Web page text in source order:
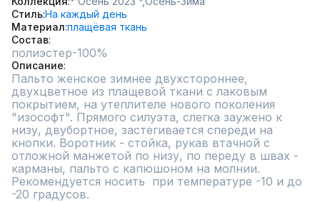
СтильНа каждый день
Материал плащёвая ткань
Состав
полиэстер-100%
Описание
Пальто женское зимнее двухстороннее,
двухцветное из плащевой ткани с лаковым
покрытием, на утеплителе нового поколения
"изософт". Прямого силуэта, слегка заужено к
низу, двубортное, застегивается спереди на
кнопки. Воротник - стойка, рукав втачной с
отложной манжетой по низу, по переду в швах -
карманы, пальто с капюшоном на молнии.
Рекомендуется носить  при температуре -10 и до
-20 градусов.